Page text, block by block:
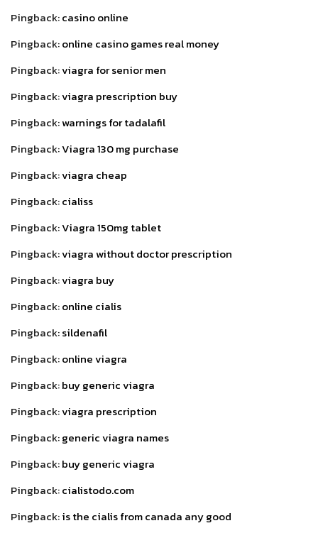
Pingback:casino online
Pingback:online casino games real money
Pingback:viagra for senior men
Pingback:viagra prescription buy
Pingback:warnings for tadalafil
Pingback:Viagra 130 mg purchase
Pingback:viagra cheap
Pingback:cialiss
Pingback:Viagra 150mg tablet
Pingback:viagra without doctor prescription
Pingback:viagra buy
Pingback:online cialis
Pingback:sildenafil
Pingback:online viagra
Pingback:buy generic viagra
Pingback:viagra prescription
Pingback:generic viagra names
Pingback:buy generic viagra
Pingback:cialistodo.com
Pingback:is the cialis from canada any good